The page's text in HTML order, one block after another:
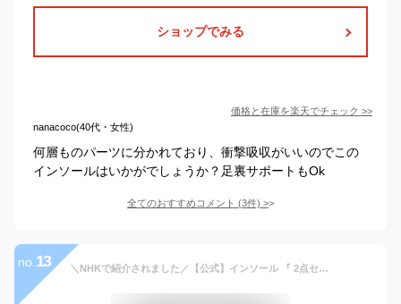
ショップでみる
価格と在庫を楽天でチェック >>
nanacoco(40代・女性)
何層ものパーツに分かれており、衝撃吸収がいいのでこの
インソールはいかがでしょうか？足裏サポートもOk
全てのおすすめコメント (3件) >
no. 13 ＼NHKで紹介されました／【公式】インソール 『 2点セット』 疲れない 開張足 アーチサポート 土踏まず 足裏 衝撃吸収 姿勢 矯正 足底板 中敷き ビバ 偏平足 腰痛 立ち仕事 歩行 アシスト 革 革靴 ローファー レディース メンズ 開帳足 ペダック ぺだっく